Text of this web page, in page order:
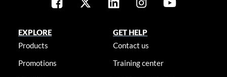
EXPLORE
Products
Promotions
GET HELP
Contact us
Training center